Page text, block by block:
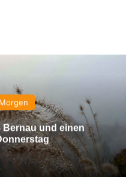
Bernau und einen